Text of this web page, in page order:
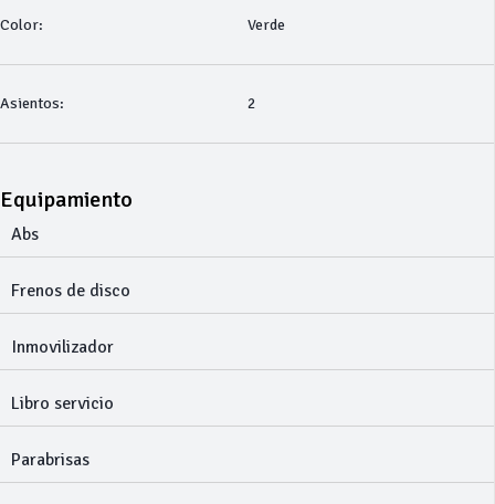
Color: Verde
Asientos: 2
Equipamiento
Abs
Frenos de disco
Inmovilizador
Libro servicio
Parabrisas